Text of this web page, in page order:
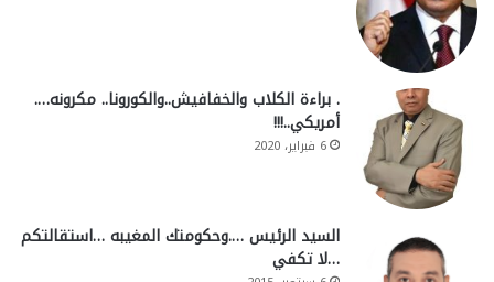
. براءة الكلاب والخفافيش..والكورونا.. مكرونه….
أمريكي..!!!
6 فبراير، 2020
السيد الرئيس ….وحكومتك المغيبه …استقالتكم
…لا تكفي